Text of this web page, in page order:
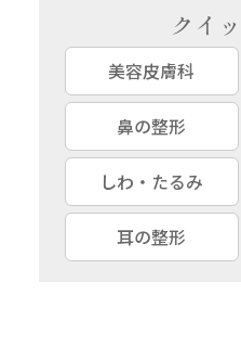
クイ
美容皮膚科
鼻の整形
しわ・たるみ
耳の整形